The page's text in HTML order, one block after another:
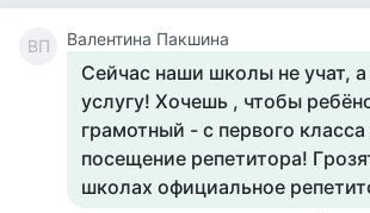
ВП Валентина Пакшина
Сейчас наши школы не учат,
услугу! Хочешь , чтобы
грамотный - с пеpвого
посещение pепетитоpа!
школах официальное